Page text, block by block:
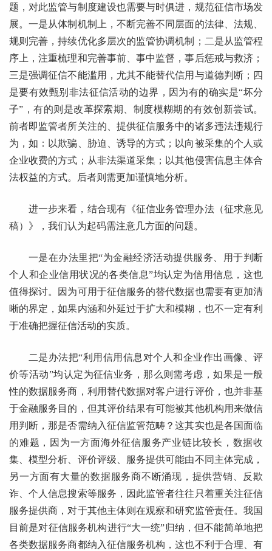
题，对此监管与制度建设也需要与时俱进，规范征信市场发
展。一是从体制机制上，不断完善不同层面的法律、法规、
规则完善，持续优化多层次的监管协调机制；二是从监管程
序上，注重梳理和完善事前、事中监督，事后惩戒与救济；
三是强调征信不能滥用，尤其不能替代信用与道德判断；四
是要有效甄别非法征信活动的边界，因为有的确实是“坏分
子”，有的则是改革探索期、制度模糊期的有效创新尝试。
前者即监管者所关注的、提供征信服务中的诸多违法违规行
为，如：以欺骗、胁迫、诱导的方式；以向被采集的个人或
企业收费的方式；从非法渠道采集；以其他侵害信息主体合
法权益的方式。后者则需更加谨慎地分析。
进一步来看，结合现有《征信业务管理办法（征求意见
稿）》，我们认为起码需注意几方面的问题。
一是在办法里把“为金融经济活动提供服务、用于判断
个人和企业信用状况的各类信息”均认定为信用信息，这也
值得探讨。因为可用于征信服务的替代数据也需要有更加清
晰的界定，如果内涵和外延过于扩大和模糊，也不一定有利
于准确把握征信活动的实质。
二是办法把“利用信用信息对个人和企业作出画像、评
价等活动”均认定为征信业务，那么则需考虑，如果是一般
性的数据服务商，利用替代数据对客户进行评价，也并非基
于金融服务目的，但其评价结果有可能被其他机构用来做信
用判断，那是否需纳入征信监管范畴？这其实也是各国面临
的难题，因为一方面海外征信服务产业链比较长，数据收
集、模型分析、评价评级、服务提供可能由不同主体完成，
另一方面有大量的数据服务商不断涌现，提供营销、反欺
诈、个人信息搜索等服务，因此监管者往往只着重关注征信
服务提供商，对于其他主体则在观察和研究监管责任。我国
目前是对征信服务机构进行“大一统”归纳，但不能简单地把
各类数据服务商都纳入征信服务机构，这也不利于合理、有